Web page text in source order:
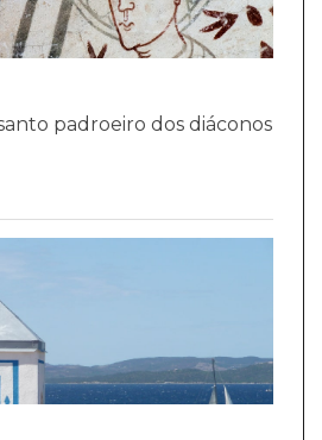
padroeiro dos diáconos